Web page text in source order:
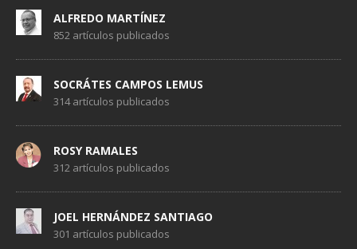
ALFREDO MARTÍNEZ
852 artículos publicados
SOCRÁTES CAMPOS LEMUS
314 artículos publicados
ROSY RAMALES
312 artículos publicados
JOEL HERNÁNDEZ SANTIAGO
301 artículos publicados